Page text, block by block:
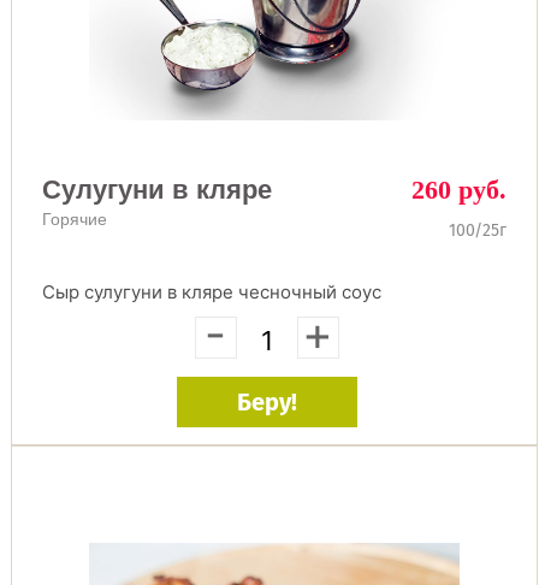
Сулугуни в кляре
Горячие
260 руб.
100/25г
Сыр сулугуни в кляре чесночный соус
- +
Беру!